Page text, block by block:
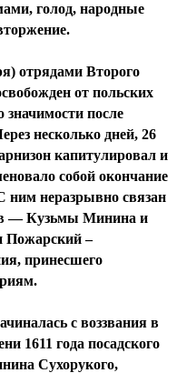
голод, народные
отрядами Второго
от польских
значимости после
несколько дней, 26
капитулировал и
собой окончание
неразрывно связан
— Кузьмы Минина и
Пожарский –
принесшего
с воззвания в
1611 года посадского
Сухорукого,